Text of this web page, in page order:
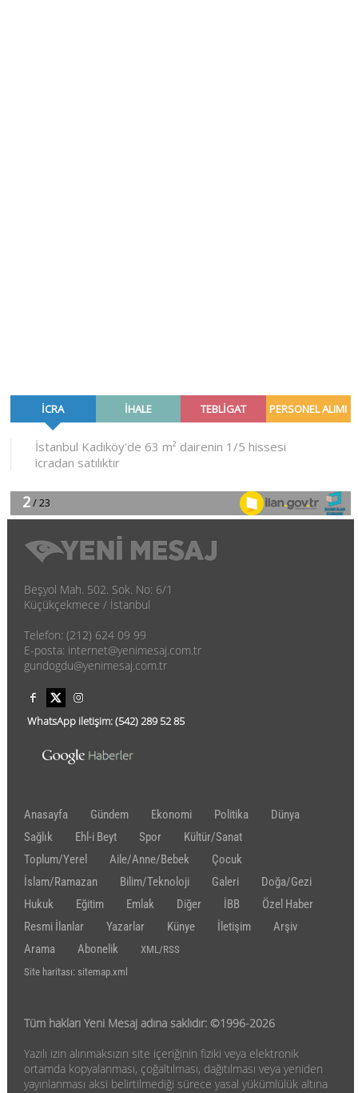
Beşyol Mah. 502. Sok. No: 6/1
Küçükçekmece / İstanbul
Telefon: (212) 624 09 99
E-posta: internet@yenimesaj.com.tr
gundogdu@yenimesaj.com.tr
WhatsApp iletişim:(542)289 52 85
Anasayfa Gündem Ekonomi Politika
Dünya
Sağlık
Ehl-i Beyt Spor
Kültür/Sanat
Toplum/Yerel
Aile/Anne/Bebek
Çocuk
İslam/Ramazan
Bilim/Teknoloji Galeri
Doğa/Gezi
Hukuk
Eğitim Emlak Diğer İBB
Özel Haber
Resmi İlanlar
Yazarlar Künye İletişim
Arşiv
Arama
Abonelik
XML/RSS
Site haritası: sitemap.xml
Tüm hakları Yeni Mesaj adına saklıdır: ©1996-2026
Yazılı izin alınmaksızın site içeriğinin fiziki veya elektronik
ortamda kopyalanması, çoğaltılması, dağıtılması veya yeniden
yayınlanması aksi belirtilmediği sürece yasal yükümlülük altına